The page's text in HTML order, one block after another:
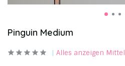
Pinguin Medium
Alles anzeigen Mittel